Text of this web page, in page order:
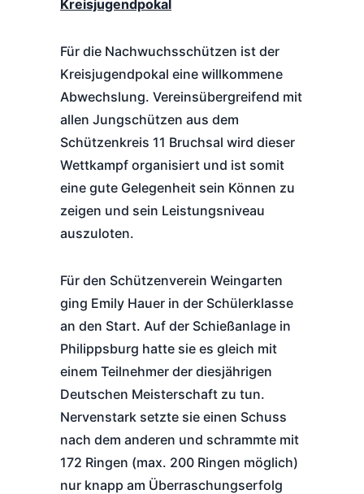
Kreisjugendpokal
Für die Nachwuchsschützen ist der
Kreisjugendpokal eine willkommene
Abwechslung. Vereinsübergreifend mit
allen Jungschützen aus dem
Schützenkreis 11 Bruchsal wird dieser
Wettkampf organisiert und ist somit
eine gute Gelegenheit sein Können zu
zeigen und sein Leistungsniveau
auszuloten.
Für den Schützenverein Weingarten
ging Emily Hauer in der Schülerklasse
an den Start. Auf der Schießanlage in
Philippsburg hatte sie es gleich mit
einem Teilnehmer der diesjährigen
Deutschen Meisterschaft zu tun.
Nervenstark setzte sie einen Schuss
nach dem anderen und schrammte mit
172 Ringen (max. 200 Ringen möglich)
nur knapp am Überraschungserfolg